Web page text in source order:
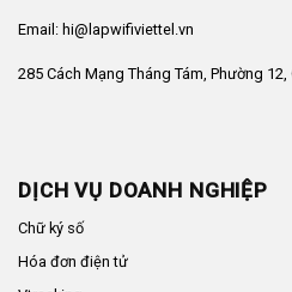
Email: hi@lapwifiviettel.vn
285 Cách Mạng Tháng Tám, Phường
DỊCH VỤ DOANH NGHIỆP
Chữ ký số
Hóa đơn điện tử